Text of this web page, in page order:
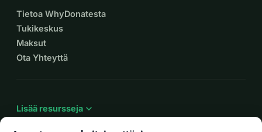
Tietoa WhyDonatesta
Tukikeskus
Maksut
Ota Yhteyttä
Lisää resursseja expand_more